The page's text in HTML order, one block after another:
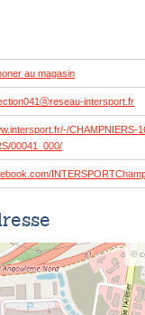
au magasin
intersport.fr
CHAMPNIERS-
00041_000/
©